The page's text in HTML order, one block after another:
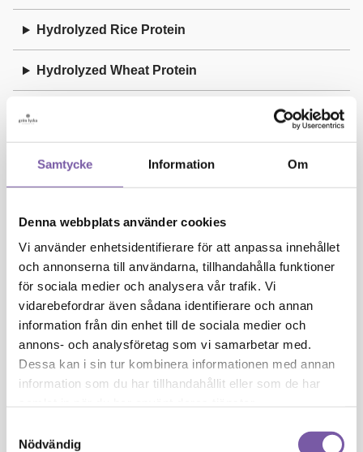
Samtycke Information Om
Denna webbplats använder cookies
Vi använder enhetsidentifierare för att anpassa innehållet
och annonserna till användarna, tillhandahålla funktioner
för sociala medier och analysera vår trafik. Vi
vidarebefordrar även sådana identifierare och annan
information från din enhet till de sociala medier och
annons- och analysföretag som vi samarbetar med.
Dessa kan i sin tur kombinera informationen med annan
information som du har tillhandahållit eller som de har
Nödvändig
Hydrolyzed Rice Protein
Hydrolyzed Wheat Protein
I
Illite
J
Juniperus Communis Oil
K